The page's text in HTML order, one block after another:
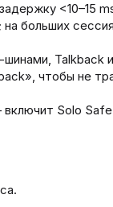
<10–15
больших
Talkback
чтобы не
Solo